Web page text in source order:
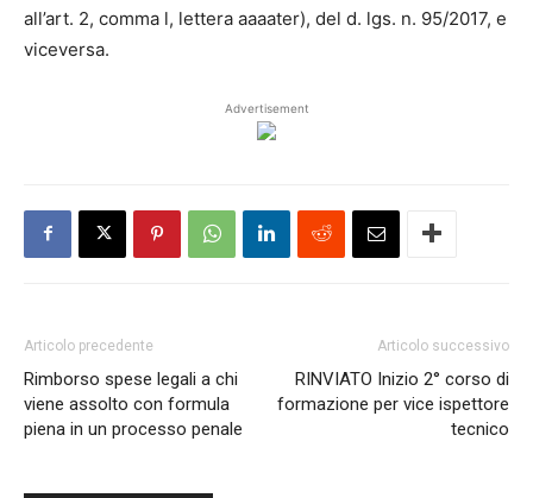
all’art. 2, comma l, lettera aaaater), del d. lgs. n. 95/2017, e
viceversa.
Advertisement
Articolo precedente
Rimborso spese legali a chi
viene assolto con formula
piena in un processo penale
Articolo successivo
RINVIATO Inizio 2° corso di
formazione per vice ispettore
tecnico